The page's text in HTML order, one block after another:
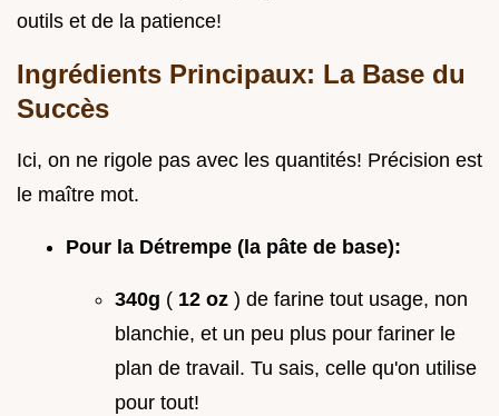
outils et de la patience!
Ingrédients Principaux: La Base du
Succès
Ici, on ne rigole pas avec les quantités! Précision est
le maître mot.
Pour la Détrempe (la pâte de base):
340g ( 12 oz ) de farine tout usage, non
blanchie, et un peu plus pour fariner le
plan de travail. Tu sais, celle qu'on utilise
pour tout!